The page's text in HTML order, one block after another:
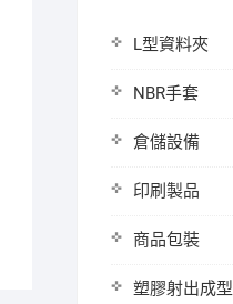
L型資料夾
NBR手套
倉儲設備
印刷製品
商品包裝
塑膠射出成型